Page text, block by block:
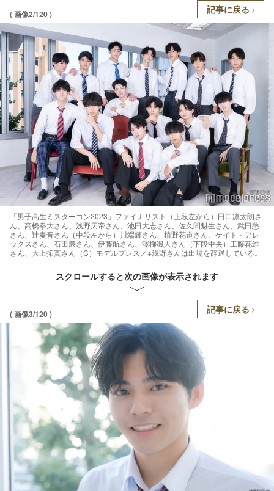
( 画像2/120 ) 記事に戻る
「男子高生ミスターコン2023」ファイナリスト（上段左から）田口凛太朗さ
ん、高橋拳大さん、浅野天帝さん、池田大志さん、佐久間魁生さん、武田愁
さん、辻奏音さん（中段左から）川端輝さん、植野花道さん、ケイト・アレ
ックスさん、石田廉さん、伊藤航さん、澤柳颯人さん（下段中央）工藤花維
さん、大上拓真さん（C）モデルプレス／※浅野さんは出場を辞退している。
スクロールすると次の画像が表示されます
( 画像3/120 ) 記事に戻る